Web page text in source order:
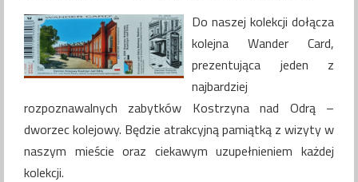
Do naszej kolekcji dołącza
kolejna Wander Card,
prezentująca jeden z
najbardziej
rozpoznawalnych zabytków Kostrzyna nad Odrą –
dworzec kolejowy. Będzie atrakcyjną pamiątką z wizyty w
naszym mieście oraz ciekawym uzupełnieniem każdej
kolekcji.